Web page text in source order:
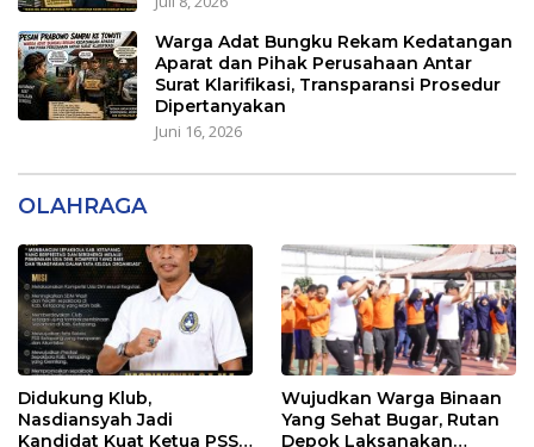
Warga Adat Bungku Rekam Kedatangan
Aparat dan Pihak Perusahaan Antar
Surat Klarifikasi, Transparansi Prosedur
Dipertanyakan
Juni 16, 2026
OLAHRAGA
Didukung Klub,
Nasdiansyah Jadi
Kandidat Kuat Ketua PSSI
Wujudkan Warga Binaan
Yang Sehat Bugar, Rutan
Depok Laksanakan